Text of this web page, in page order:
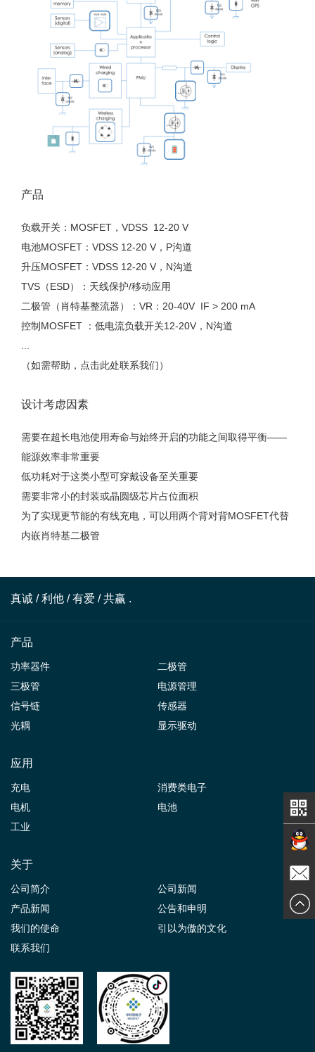
产品
负载开关：MOSFET，VDSS 12-20 V
电池MOSFET：VDSS 12-20 V，P沟道
升压MOSFET：VDSS 12-20 V，N沟道
TVS（ESD）：天线保护/移动应用
二极管（肖特基整流器）：VR：20-40V IF > 200 mA
控制MOSFET ：低电流负载开关12-20V，N沟道
（如需帮助，点击此处联系我们）
设计考虑因素
需要在超长电池使用寿命与始终开启的功能之间取得平衡——
能源效率非常重要
低功耗对于这类小型可穿戴设备至关重要
需要非常小的封装或晶圆级芯片占位面积
为了实现更节能的有线充电，可以用两个背对背MOSFET代替
内嵌肖特基二极管
真诚 / 利他 / 有爱 / 共赢 .
产品
功率器件
二极管
三极管
电源管理
信号链
传感器
光耦
显示驱动
应用
充电
消费类电子
电机
电池
工业
关于
公司简介
公司新闻
产品新闻
公告和申明
我们的使命
引以为傲的文化
联系我们
在线交
谈
发送邮